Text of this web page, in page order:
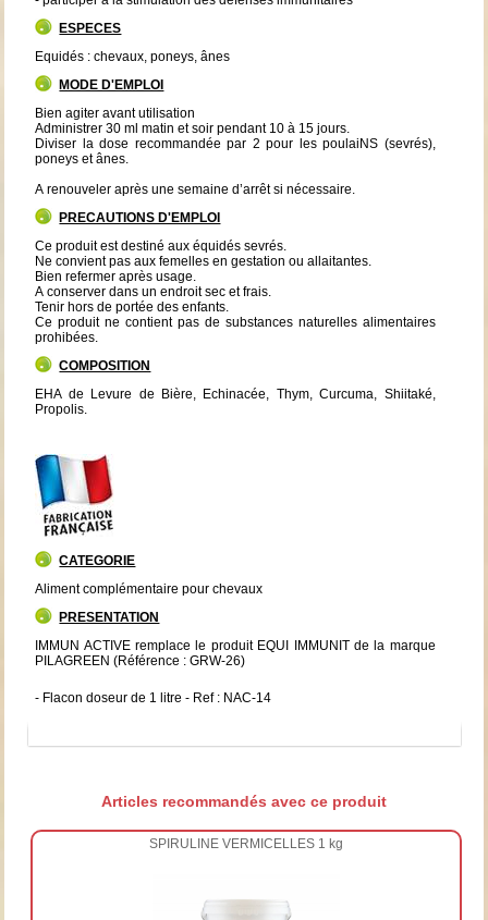
ESPECES
Equidés : chevaux, poneys, ânes
MODE D'EMPLOI
Bien agiter avant utilisation
Administrer 30 ml matin et soir pendant 10 à 15 jours.
Diviser la dose recommandée par 2 pour les poulaiNS (sevrés),
poneys et ânes.
A renouveler après une semaine d’arrêt si nécessaire.
PRECAUTIONS D'EMPLOI
Ce produit est destiné aux équidés sevrés.
Ne convient pas aux femelles en gestation ou allaitantes.
Bien refermer après usage.
A conserver dans un endroit sec et frais.
Tenir hors de portée des enfants.
Ce produit ne contient pas de substances naturelles alimentaires
prohibées.
COMPOSITION
EHA de Levure de Bière, Echinacée, Thym, Curcuma, Shiitaké,
Propolis.
CATEGORIE
Aliment complémentaire pour chevaux
PRESENTATION
IMMUN ACTIVE remplace le produit EQUI IMMUNIT de la marque
PILAGREEN (Référence : GRW-26)
- Flacon doseur de 1 litre - Ref : NAC-14
Articles recommandés avec ce produit
SPIRULINE VERMICELLES 1 kg